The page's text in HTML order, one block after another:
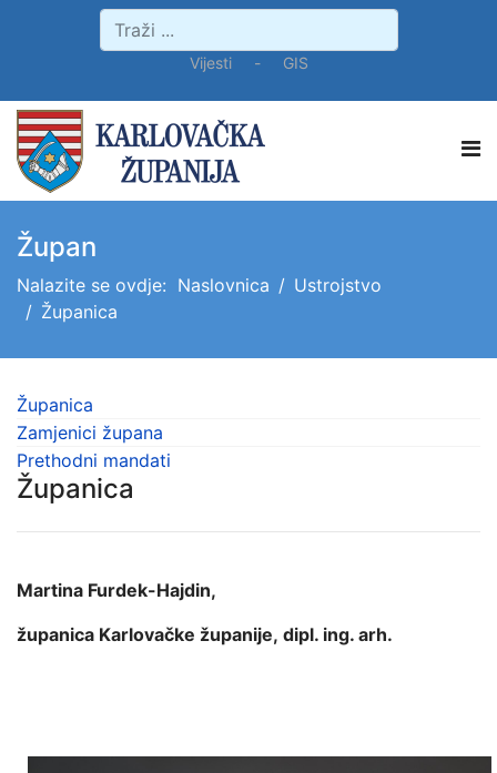
Vijesti- GIS
Župan
Nalazite se ovdje: Naslovnica
Ustrojstvo
Županica
Županica
Zamjenici župana
Prethodni mandati
Županica
Martina Furdek-Hajdin,
županica Karlovačke županije, dipl. ing. arh.